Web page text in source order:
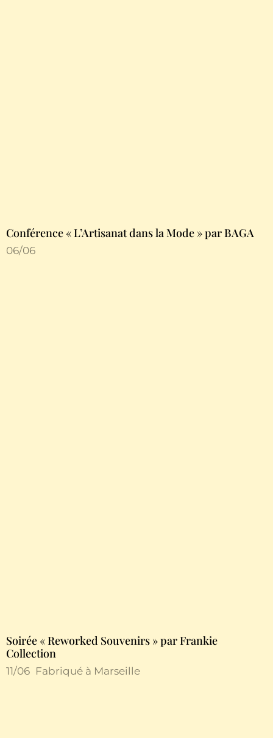
Conférence « L’Artisanat dans la Mode » par BAGA
06/06
Soirée « Reworked Souvenirs » par Frankie
Collection
11/06 Fabriqué à Marseille